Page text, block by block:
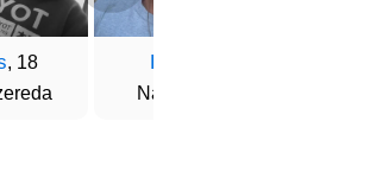
, 18
Erik
Nagyvárad